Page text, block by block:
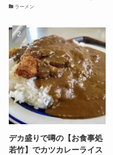
ラーメン
デカ盛りで噂の【お食事処
若竹】でカツカレーライス